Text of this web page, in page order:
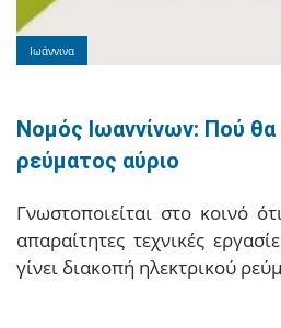
Ιωάννινα
Νομός Ιωαννίνων: Πού θα
ρεύματος αύριο
Γνωστοποιείται στο κοινό
απαραίτητες τεχνικές
γίνει διακοπή ηλεκτρικού